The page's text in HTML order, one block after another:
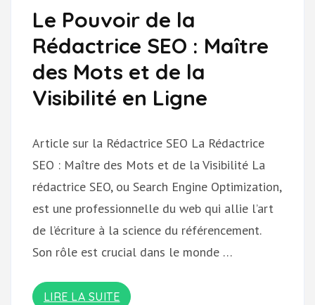
Le Pouvoir de la
Rédactrice SEO : Maître
des Mots et de la
Visibilité en Ligne
Article sur la Rédactrice SEO La Rédactrice
SEO : Maître des Mots et de la Visibilité La
rédactrice SEO, ou Search Engine Optimization,
est une professionnelle du web qui allie l’art
de l’écriture à la science du référencement.
Son rôle est crucial dans le monde …
LIRE LA SUITE